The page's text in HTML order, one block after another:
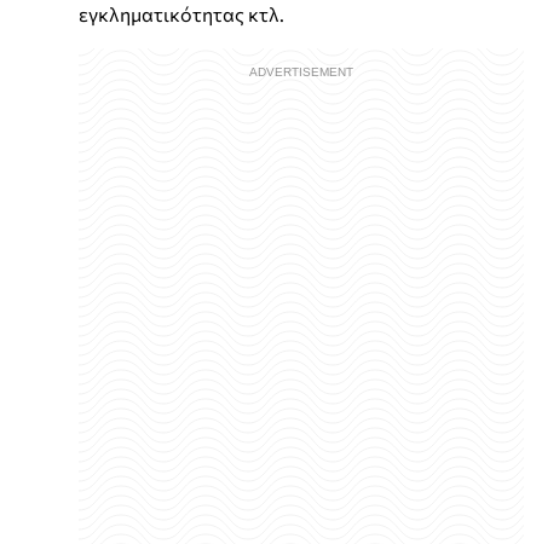
εγκληματικότητας κτλ.